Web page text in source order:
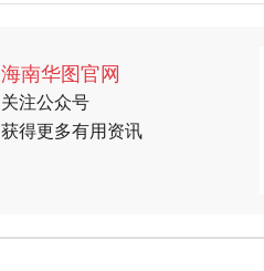
海南华图官网
关注公众号
获得更多有用资讯